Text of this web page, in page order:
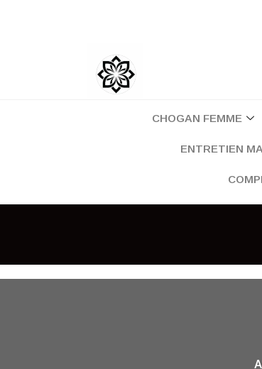
CHOGAN FEMME
ENTRETIEN